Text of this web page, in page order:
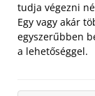
tudja végezni
Egy vagy akár
egyszerűbben
a lehetőséggel.